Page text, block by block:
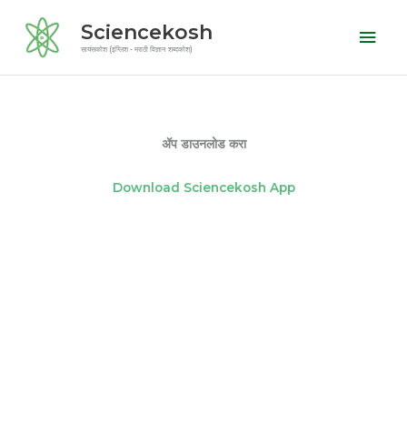
content
Sciencekosh
सायंसकोश (इंग्लिश - मराठी विज्ञान शब्दकोश)
ॲप डाउनलोड करा
Download Sciencekosh App